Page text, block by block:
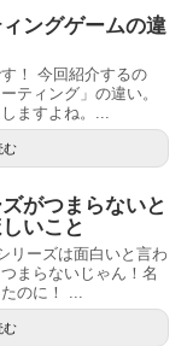
ングゲームの違
！ 今回紹介するの
ティング」の違い。
ますよね。...
む
がつまらないと
いこと
リーズは面白いと言わ
まらないじゃん！名
のに！ ...
む